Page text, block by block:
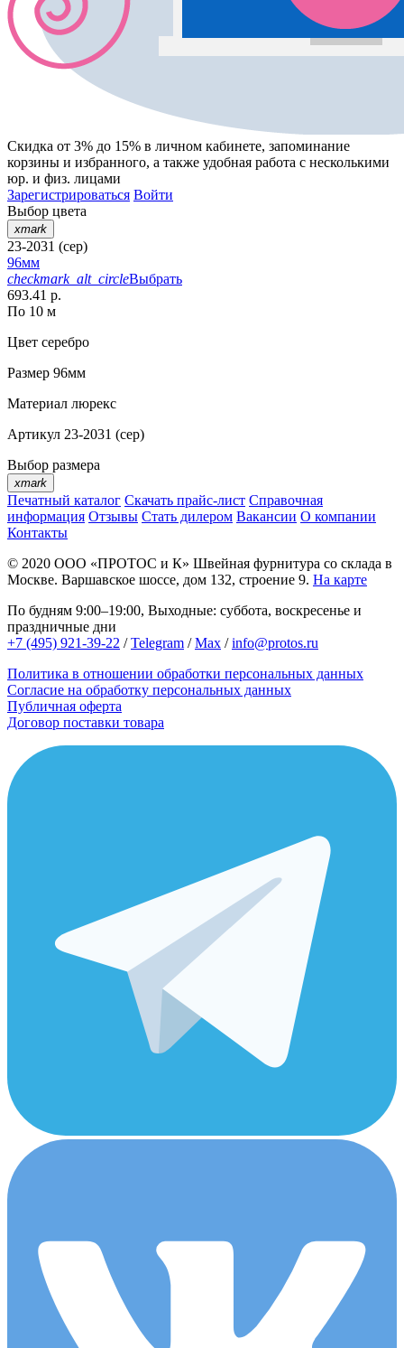
Скидка от 3% до 15% в личном кабинете, запоминание
корзины и избранного, а также удобная работа с несколькими
юр. и физ. лицами
Зарегистрироваться Войти
Выбор цвета
xmark
23-2031 (сер)
96мм
checkmark_alt_circleВыбрать
693.41 р.
По 10 м
Цвет серебро
Размер 96мм
Материал люрекс
Артикул 23-2031 (сер)
Выбор размера
xmark
Печатный каталог Скачать прайс-лист Справочная
информация Отзывы Стать дилером Вакансии О компании
Контакты
© 2020 ООО «ПРОТОС и К» Швейная фурнитура со склада в
Москве. Варшавское шоссе, дом 132, строение 9. На карте
По будням 9:00–19:00, Выходные: суббота, воскресенье и
праздничные дни
+7 (495) 921-39-22 /Telegram /Max /info@protos.ru
Политика в отношении обработки персональных данных
Согласие на обработку персональных данных
Публичная оферта
Договор поставки товара